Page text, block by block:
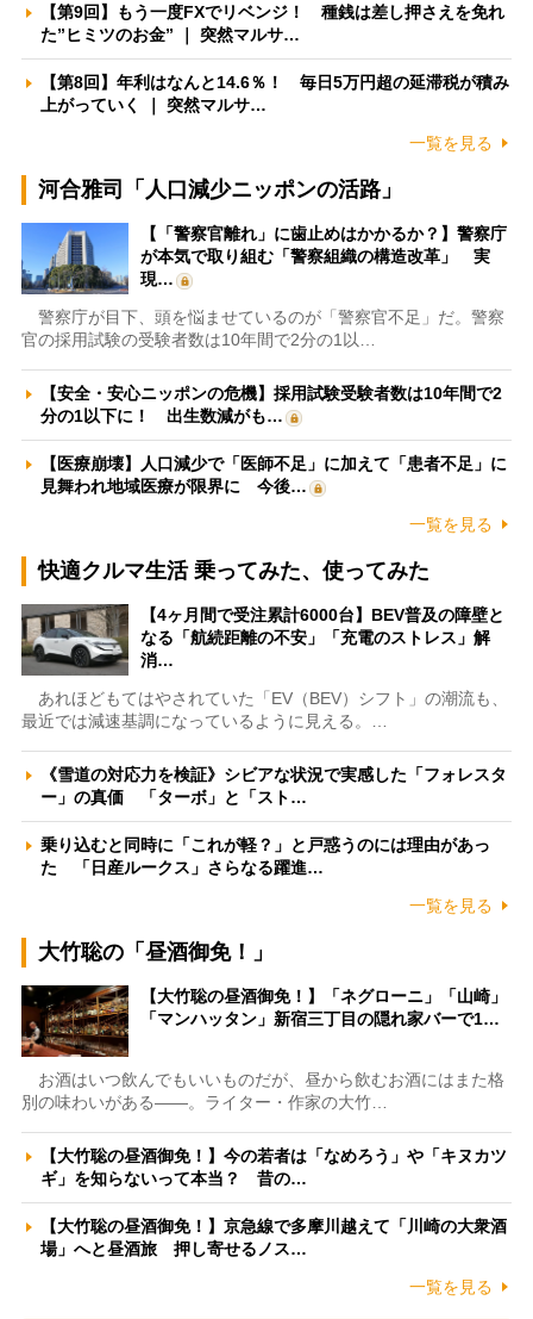
【第9回】もう一度FXでリベンジ！ 種銭は差し押さえを免れ
た”ヒミツのお金” ｜ 突然マルサ…
【第8回】年利はなんと14.6％！ 毎日5万円超の延滞税が積み
上がっていく ｜ 突然マルサ…
一覧を見る
河合雅司「人口減少ニッポンの活路」
【「警察官離れ」に歯止めはかかるか？】警察庁
が本気で取り組む「警察組織の構造改革」 実
現…
警察庁が目下、頭を悩ませているのが「警察官不足」だ。警察
官の採用試験の受験者数は10年間で2分の1以…
【安全・安心ニッポンの危機】採用試験受験者数は10年間で2
分の1以下に！ 出生数減がも…
【医療崩壊】人口減少で「医師不足」に加えて「患者不足」に
見舞われ地域医療が限界に 今後…
一覧を見る
快適クルマ生活 乗ってみた、使ってみた
【4ヶ月間で受注累計6000台】BEV普及の障壁と
なる「航続距離の不安」「充電のストレス」解
消…
あれほどもてはやされていた「EV（BEV）シフト」の潮流も、
最近では減速基調になっているように見える。…
《雪道の対応力を検証》シビアな状況で実感した「フォレスタ
ー」の真価 「ターボ」と「スト…
乗り込むと同時に「これが軽？」と戸惑うのには理由があっ
た 「日産ルークス」さらなる躍進…
一覧を見る
大竹聡の「昼酒御免！」
【大竹聡の昼酒御免！】「ネグローニ」「山崎」
「マンハッタン」新宿三丁目の隠れ家バーで1…
お酒はいつ飲んでもいいものだが、昼から飲むお酒にはまた格
別の味わいがある――。ライター・作家の大竹…
【大竹聡の昼酒御免！】今の若者は「なめろう」や「キヌカツ
ギ」を知らないって本当？ 昔の…
【大竹聡の昼酒御免！】京急線で多摩川越えて「川崎の大衆酒
場」へと昼酒旅 押し寄せるノス…
一覧を見る